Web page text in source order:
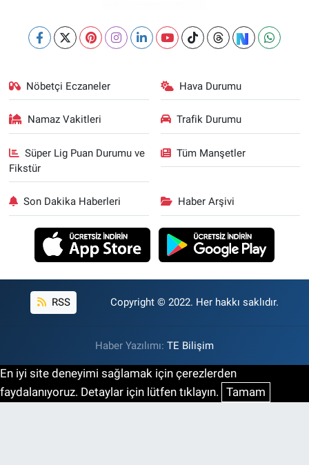
Nöbetçi Eczaneler Hava Durumu
Namaz Vakitleri Trafik Durumu
Süper Lig Puan Durumu ve
Fikstür
Tüm Manşetler
Son Dakika Haberleri Haber Arşivi
RSS Copyright © 2022. Her hakkı saklıdır.
Haber Yazılımı: TE Bilişim
En iyi site deneyimi sağlamak için çerezlerden
faydalanıyoruz. Detaylar için lütfen tıklayın. Tamam